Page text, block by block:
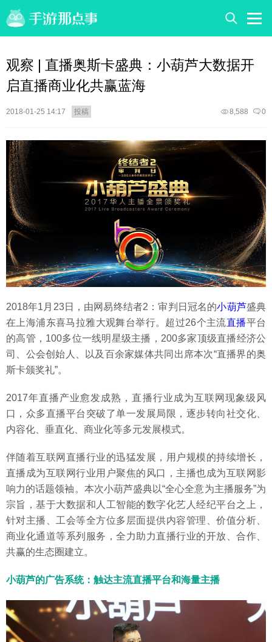
观察 | 直播奥斯卡盛典：小葫芦大数据开
启直播商业化共赢蓝海
2018-01-25 14:17 投稿 0
8,588
2018年1月23日，由网易终结者2：审判日冠名的小葫芦盛典
在上海浦东喜马拉雅大观舞台举行。超过26个主流直播平台
的高管，100多位一线明星级主播，200多家顶级直播经济公
司、公会创始人、以及百余家媒体共同出席本次“直播界的奥
斯卡颁奖礼”。
2017年直播产业愈发成熟，直播行业成为互联网现象级风
口，众多直播平台突破了单一发展局限，逐步转向社交化、
内容化、垂直化、商业化等多元发展模式。
伴随着互联网直播行业的迅猛发展，用户规模的持续增长，
直播成为互联网行业用户聚焦的风口，主播也成为互联网影
响力的话题领袖。本次小葫芦盛典以“全心全意为主播服务”为
宗旨，基于大数据和人工智能的数字化艺人经纪平台之上，
针对主播、工会等全方位多层面提供内容管理、价值分析、
商业化通道等系列服务，全力助力直播行业的开放、合作、
共赢的生态圈建立。
小葫芦的广告系统：触达主流直播平台和海量主播